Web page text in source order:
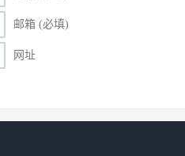
邮箱 (必填)
网址